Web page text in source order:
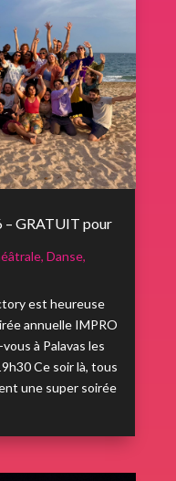
GRATUIT pour
, Danse,
est heureuse
annuelle IMPRO
à Palavas les
Ce soir là, tous
une super soirée